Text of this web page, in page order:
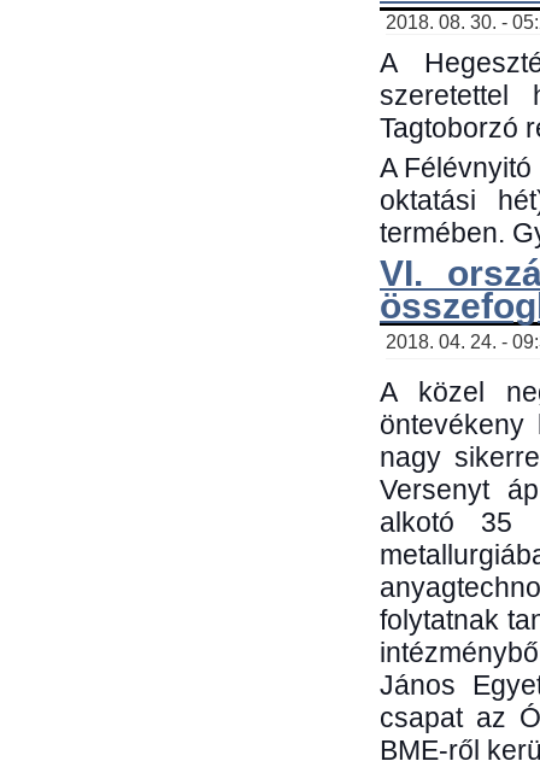
2018. 08. 30. -
A
szeretettel
Tagtoborzó
A
oktatási
termében.
VI.
2018. 04. 24. -
A közel
nagy
Versenyt
alkotó 35
folytatnak
János
csapat az
BME-ről